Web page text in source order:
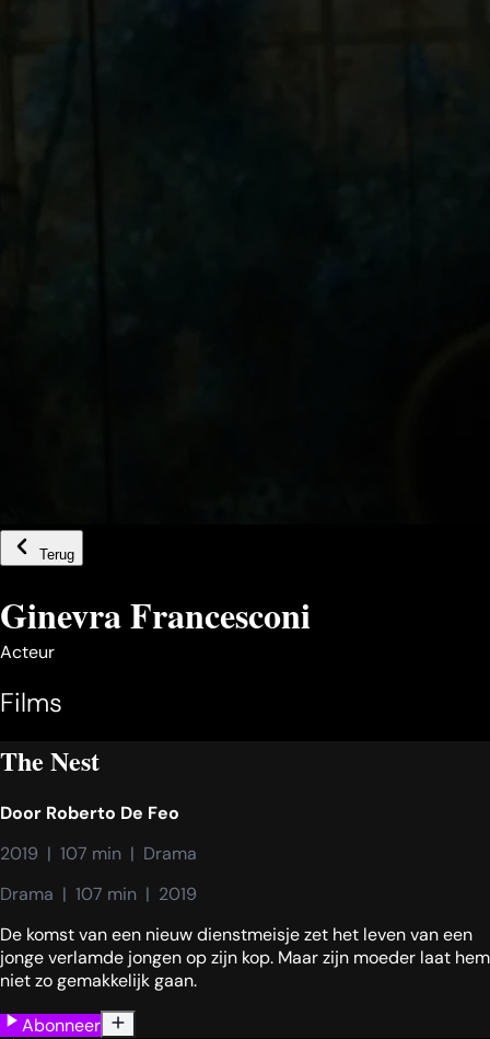
Terug
Ginevra Francesconi
Acteur
Films
The Nest
Door Roberto De Feo
2019  |  107 min  |  Drama
Drama  |  107 min  |  2019
De komst van een nieuw dienstmeisje zet het leven van een
jonge verlamde jongen op zijn kop. Maar zijn moeder laat hem
niet zo gemakkelijk gaan.
Abonneer